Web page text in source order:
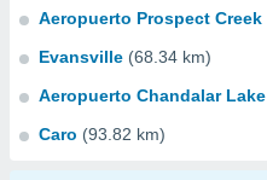
Aeropuerto Prospect Creek
Evansville (68.34 km)
Aeropuerto Chandalar Lake
Caro (93.82 km)